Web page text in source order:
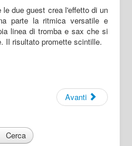
due guest crea l'effetto di un
parte la ritmica versatile e
linea di tromba e sax che si
Il risultato promette scintille.
Avanti
Cerca